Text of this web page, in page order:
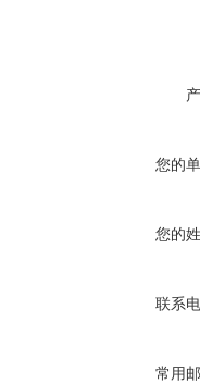
您的
您的
联系
常用